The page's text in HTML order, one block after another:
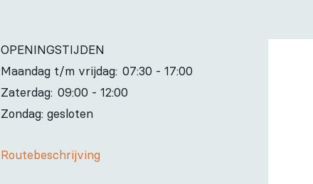
OPENINGSTIJDEN
Maandag t/m vrijdag: 07:30 - 17:00
Zaterdag: 09:00 - 12:00
Zondag: gesloten
Routebeschrijving